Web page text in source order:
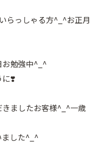
らっしゃる方^_^お正月
勉強中^_^
に❣️
ましたお客様^_^一歳
ました^_^